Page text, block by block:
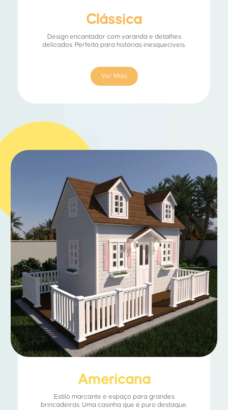
Clássica
Design encantador com varanda e detalhes
delicados. Perfeita para histórias inesquecíveis.
Ver Mais
Americana
Estilo marcante e espaço para grandes
brincadeiras. Uma casinha que é puro destaque.